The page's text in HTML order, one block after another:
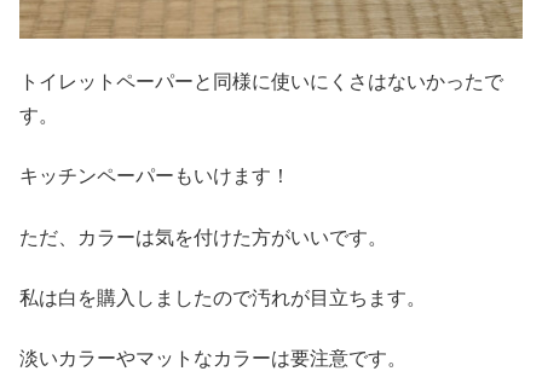
トイレットペーパーと同様に使いにくさはないかったで
す。
キッチンペーパーもいけます！
ただ、カラーは気を付けた方がいいです。
私は白を購入しましたので汚れが目立ちます。
淡いカラーやマットなカラーは要注意です。